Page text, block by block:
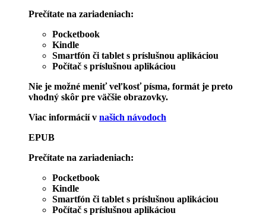
Prečítate na zariadeniach:
Pocketbook
Kindle
Smartfón či tablet s príslušnou aplikáciou
Počítač s príslušnou aplikáciou
Nie je možné meniť veľkosť písma, formát je preto
vhodný skôr pre väčšie obrazovky.
Viac informácií v našich návodoch
EPUB
Prečítate na zariadeniach:
Pocketbook
Kindle
Smartfón či tablet s príslušnou aplikáciou
Počítač s príslušnou aplikáciou